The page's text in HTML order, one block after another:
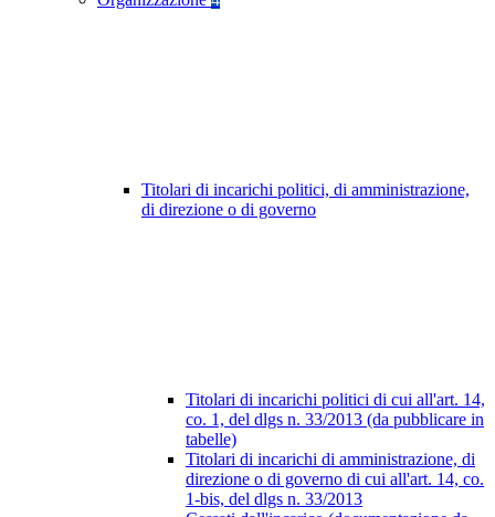
Titolari di incarichi politici, di amministrazione,
di direzione o di governo
Titolari di incarichi politici di cui all'art. 14,
co. 1, del dlgs n. 33/2013 (da pubblicare in
tabelle)
Titolari di incarichi di amministrazione, di
direzione o di governo di cui all'art. 14, co.
1-bis, del dlgs n. 33/2013